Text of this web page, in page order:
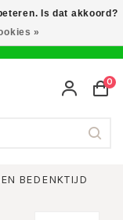
0
Is dat akkoord?
»